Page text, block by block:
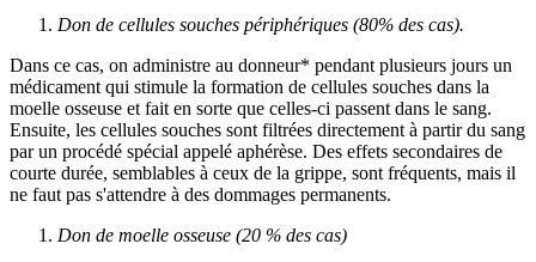
Don de cellules souches périphériques (80% des cas).
Dans ce cas, on administre au donneur* pendant plusieurs jours un
médicament qui stimule la formation de cellules souches dans la
moelle osseuse et fait en sorte que celles-ci passent dans le sang.
Ensuite, les cellules souches sont filtrées directement à partir du sang
par un procédé spécial appelé aphérèse. Des effets secondaires de
courte durée, semblables à ceux de la grippe, sont fréquents, mais il
ne faut pas s'attendre à des dommages permanents.
Don de moelle osseuse (20 % des cas)